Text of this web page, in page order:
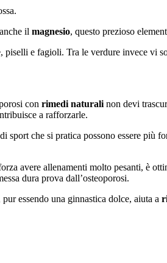
il magnesio, questo prezioso
piselli e fagioli. Tra le verdure invece vi
con rimedi naturali non devi
a rafforzarle.
sport che si pratica possono essere
avere allenamenti molto pesanti, è
dura prova dall’osteoporosi.
pur essendo una ginnastica dolce, aiuta a